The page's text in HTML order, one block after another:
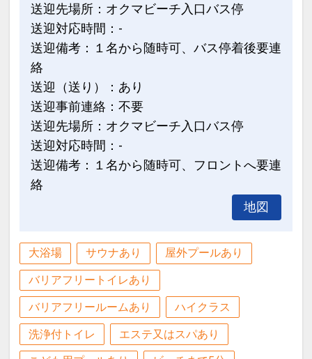
◆ 朝食のご案内 ◆
・和食レストラン「神着」・・和御膳
・カジュアルダイニング「パラデ
ィ」・・バイキング
※状況により、営業内容が変更する可能
性がございます。
◆ ご案内 ◆
・客室内Wi-Fi利用可
・ベビーベッド、ベビーカー、ベッドガ
ードのレンタルあり（要事前予約）
・コインランドリーあり※洗剤は自動投
設定期間：2026年8月1日～2026年11月
30日
インターネットコース番号：DP-2-
200000045521
送迎先場所：オクマビーチ入口バス停
送迎対応時間：-
送迎備考：１名から随時可、バス停着後要連
絡
送迎（送り）：あり
送迎事前連絡：不要
送迎先場所：オクマビーチ入口バス停
送迎対応時間：-
送迎備考：１名から随時可、フロントへ要連
絡
地図
大浴場 サウナあり 屋外プールあり
バリアフリートイレあり
バリアフリールームあり ハイクラス
洗浄付トイレ エステ又はスパあり